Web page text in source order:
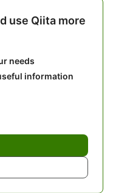
use Qiita more
needs
information